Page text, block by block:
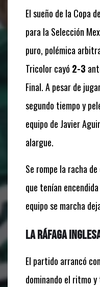
El sueño de la Copa
para la Selección
puro, polémica
Tricolor cayó 2-3
Final. A pesar de
segundo tiempo y
equipo de Javier
alargue.
Se rompe la racha
que tenían
equipo se marcha
La ráfaga
El partido arrancó
dominando el ritmo